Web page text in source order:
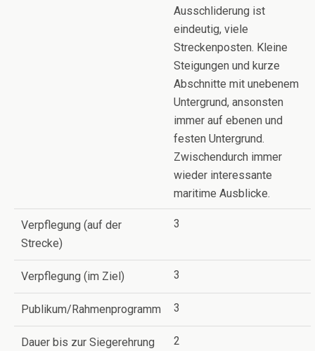
Ausschliderung ist
eindeutig, viele
Streckenposten. Kleine
Steigungen und kurze
Abschnitte mit unebenem
Untergrund, ansonsten
immer auf ebenen und
festen Untergrund.
Zwischendurch immer
wieder interessante
maritime Ausblicke.
Verpflegung (auf der
Strecke)
3
Verpflegung (im Ziel) 3
Publikum/Rahmenprogramm 3
Dauer bis zur Siegerehrung 2